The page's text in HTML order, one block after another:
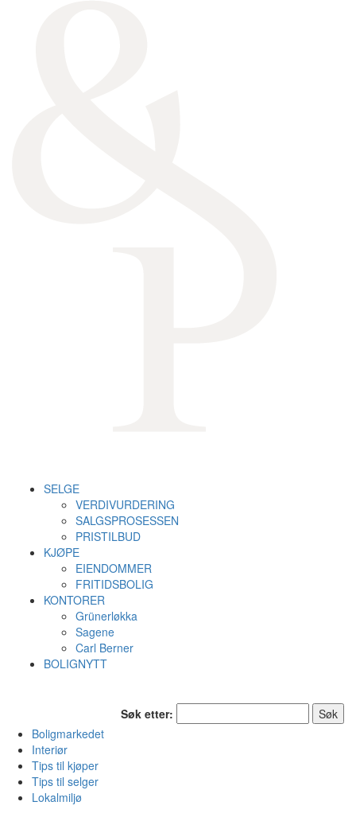
SELGE
VERDIVURDERING
SALGSPROSESSEN
PRISTILBUD
KJØPE
EIENDOMMER
FRITIDSBOLIG
KONTORER
Grünerløkka
Sagene
Carl Berner
BOLIGNYTT
Søk etter:
Boligmarkedet
Interiør
Tips til kjøper
Tips til selger
Lokalmiljø